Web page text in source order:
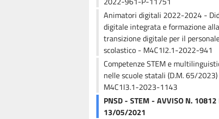
Animatori digitali 2022-2024 -
digitale integrata e formazione alla
transizione digitale per il
scolastico - M4C1I2.1-2022-941
Competenze STEM e
nelle scuole statali (D.M. 65/
M4C1I3.1-2023-1143
PNSD - STEM - AVVISO N. 10812
13/05/2021